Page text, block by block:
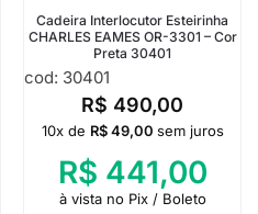
Cadeira Interlocutor Esteirinha
CHARLES EAMES OR-3301 – Cor
Preta 30401
cod: 30401
R$ 490,00
10x de R$49,00 sem juros
R$ 441,00
à vista no Pix / Boleto